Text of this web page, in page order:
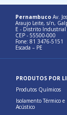
Pernambuco Av.
Araujo Leite, s/n,
E - Distrito Industrial
CEP - 55500-000
Fone: 81 3476-5151
Escada – PE
PRODUTOS POR
Produtos Químicos
Isolamento Térmico e
Acústico